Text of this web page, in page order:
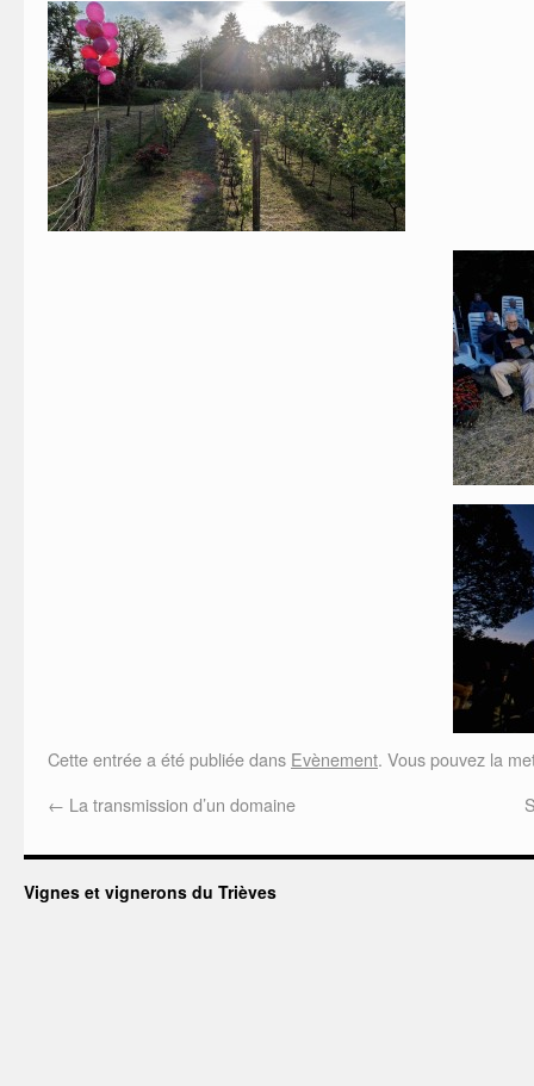
Cette entrée a été publiée dans Evènement. Vous pouvez la
← La transmission d’un domaine
Vignes et vignerons du Trièves